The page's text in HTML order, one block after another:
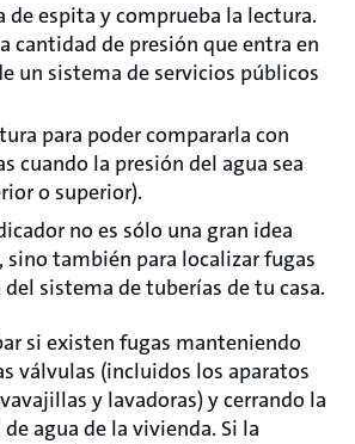
de espita y comprueba la lectura.
cantidad de presión que entra en
un sistema de servicios públicos
para poder compararla con
cuando la presión del agua sea
o superior).
no es sólo una gran idea
sino también para localizar fugas
sistema de tuberías de tu casa.
si existen fugas manteniendo
válvulas (incluidos los aparatos
y lavadoras) y cerrando la
agua de la vivienda. Si la